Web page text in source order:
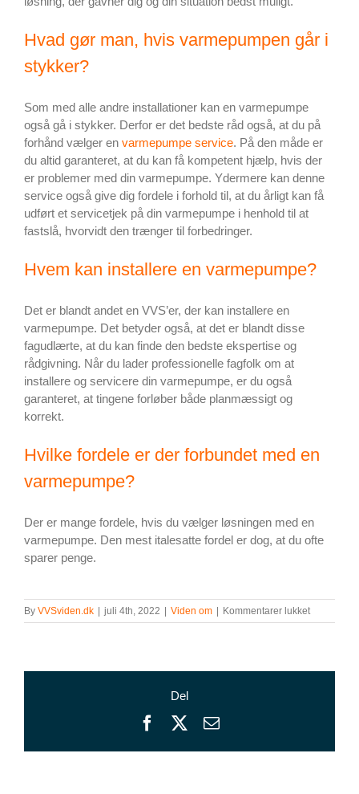
Hvad gør man, hvis varmepumpen går i
stykker?
Som med alle andre installationer kan en varmepumpe
også gå i stykker. Derfor er det bedste råd også, at du på
forhånd vælger en varmepumpe service. På den måde er
du altid garanteret, at du kan få kompetent hjælp, hvis der
er problemer med din varmepumpe. Ydermere kan denne
service også give dig fordele i forhold til, at du årligt kan få
udført et servicetjek på din varmepumpe i henhold til at
fastslå, hvorvidt den trænger til forbedringer.
Hvem kan installere en varmepumpe?
Det er blandt andet en VVS’er, der kan installere en
varmepumpe. Det betyder også, at det er blandt disse
fagudlærte, at du kan finde den bedste ekspertise og
rådgivning. Når du lader professionelle fagfolk om at
installere og servicere din varmepumpe, er du også
garanteret, at tingene forløber både planmæssigt og
korrekt.
Hvilke fordele er der forbundet med en
varmepumpe?
Der er mange fordele, hvis du vælger løsningen med en
varmepumpe. Den mest italesatte fordel er dog, at du ofte
sparer penge.
By VVSviden.dk juli 4th, 2022 Viden om Kommentarer lukkettil
Find
behov
Del
FacebookE-